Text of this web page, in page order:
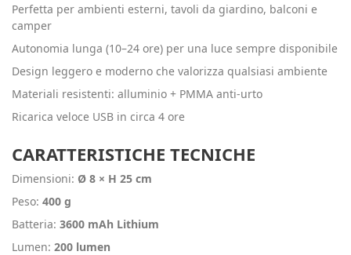
Perfetta per ambienti esterni, tavoli da giardino, balconi e
camper
Autonomia lunga (10–24 ore) per una luce sempre disponibile
Design leggero e moderno che valorizza qualsiasi ambiente
Materiali resistenti: alluminio + PMMA anti‑urto
Ricarica veloce USB in circa 4 ore
CARATTERISTICHE TECNICHE
Dimensioni: Ø 8 × H 25 cm
Peso: 400 g
Batteria: 3600 mAh Lithium
Lumen: 200 lumen